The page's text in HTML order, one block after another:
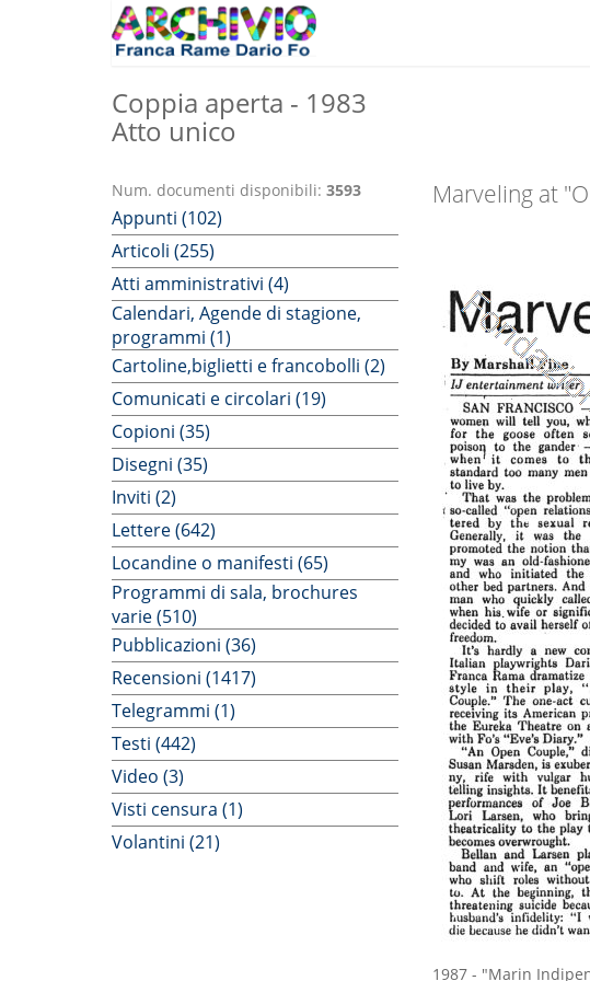
Coppia aperta - 1983
Atto unico
Num. documenti disponibili: 3593
Appunti (102)
Articoli (255)
Atti amministrativi (4)
Calendari, Agende di stagione,
programmi (1)
Cartoline,biglietti e francobolli (2)
Comunicati e circolari (19)
Copioni (35)
Disegni (35)
Inviti (2)
Lettere (642)
Locandine o manifesti (65)
Programmi di sala, brochures
varie (510)
Pubblicazioni (36)
Recensioni (1417)
Telegrammi (1)
Testi (442)
Video (3)
Visti censura (1)
Volantini (21)
Marveling at
1987- "Marin